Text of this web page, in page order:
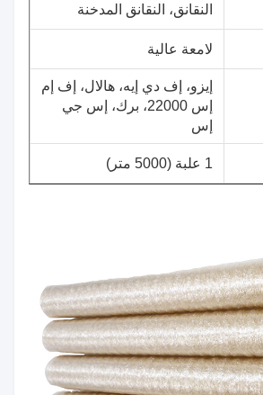
النقانق، النقانق المدخنة
لامعة عالية
إيزو، إف دي إيه، هالال، إف إم
إس 22000، برك، إس جي
إس
1 علبة (5000 متر)